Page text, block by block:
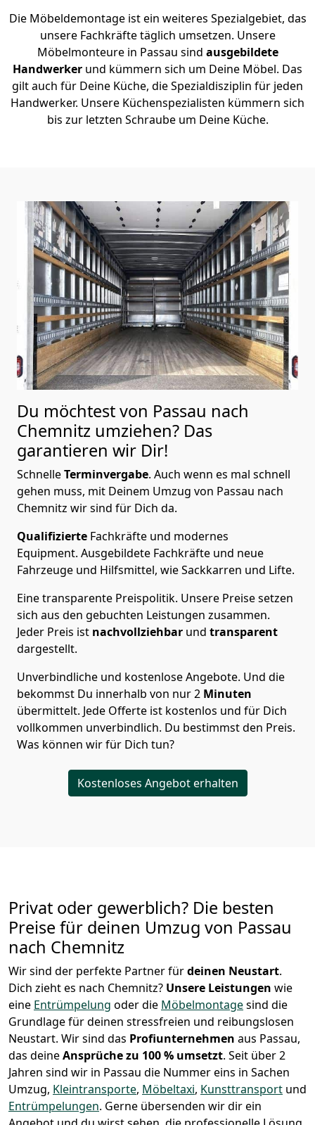
Die Möbeldemontage ist ein weiteres Spezialgebiet, das
unsere Fachkräfte täglich umsetzen. Unsere
Möbelmonteure in Passau sind ausgebildete
Handwerker und kümmern sich um Deine Möbel. Das
gilt auch für Deine Küche, die Spezialdisziplin für jeden
Handwerker. Unsere Küchenspezialisten kümmern sich
bis zur letzten Schraube um Deine Küche.
Du möchtest von Passau nach
Chemnitz umziehen? Das
garantieren wir Dir!
SchnelleTerminvergabe. Auch wenn es mal schnell
gehen muss, mit Deinem Umzug von Passau nach
Chemnitz wir sind für Dich da.
Qualifizierte Fachkräfte und modernes
Equipment. Ausgebildete Fachkräfte und neue
Fahrzeuge und Hilfsmittel, wie Sackkarren und Lifte.
Eine transparente Preispolitik. Unsere Preise setzen
sich aus den gebuchten Leistungen zusammen.
Jeder Preis ist nachvollziehbar und transparent
dargestellt.
Unverbindliche und kostenlose Angebote. Und die
bekommst Du innerhalb von nur2 Minuten
übermittelt. Jede Offerte ist kostenlos und für Dich
vollkommen unverbindlich. Du bestimmst den Preis.
Was können wir für Dich tun?
Kostenloses Angebot erhalten
Privat oder gewerblich? Die besten
Preise für deinen Umzug von Passau
nach Chemnitz
Wir sind der perfekte Partner fürdeinen Neustart.
Dich zieht es nach Chemnitz? Unsere Leistungen wie
eine Entrümpelung oder die Möbelmontagesind die
Grundlage für deinen stressfreien und reibungslosen
Neustart. Wir sind das Profiunternehmen aus Passau,
das deineAnsprüche zu 100 % umsetzt. Seit über 2
Jahren sind wir in Passau die Nummer eins in Sachen
Umzug, Kleintransporte, Möbeltaxi, Kunsttransport und
Entrümpelungen. Gerne übersenden wir dir ein